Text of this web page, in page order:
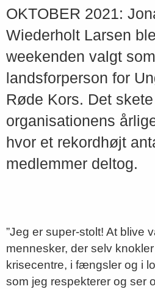
OKTOBER 2021:
Wiederholt Larsen
weekenden valgt
landsforperson for
Røde Kors. Det
organisationens
hvor et rekordhøjt
medlemmer deltog.
”Jeg er super-stolt! At blive
mennesker, der selv
krisecentre, i fængsler og i
som jeg respekterer og ser